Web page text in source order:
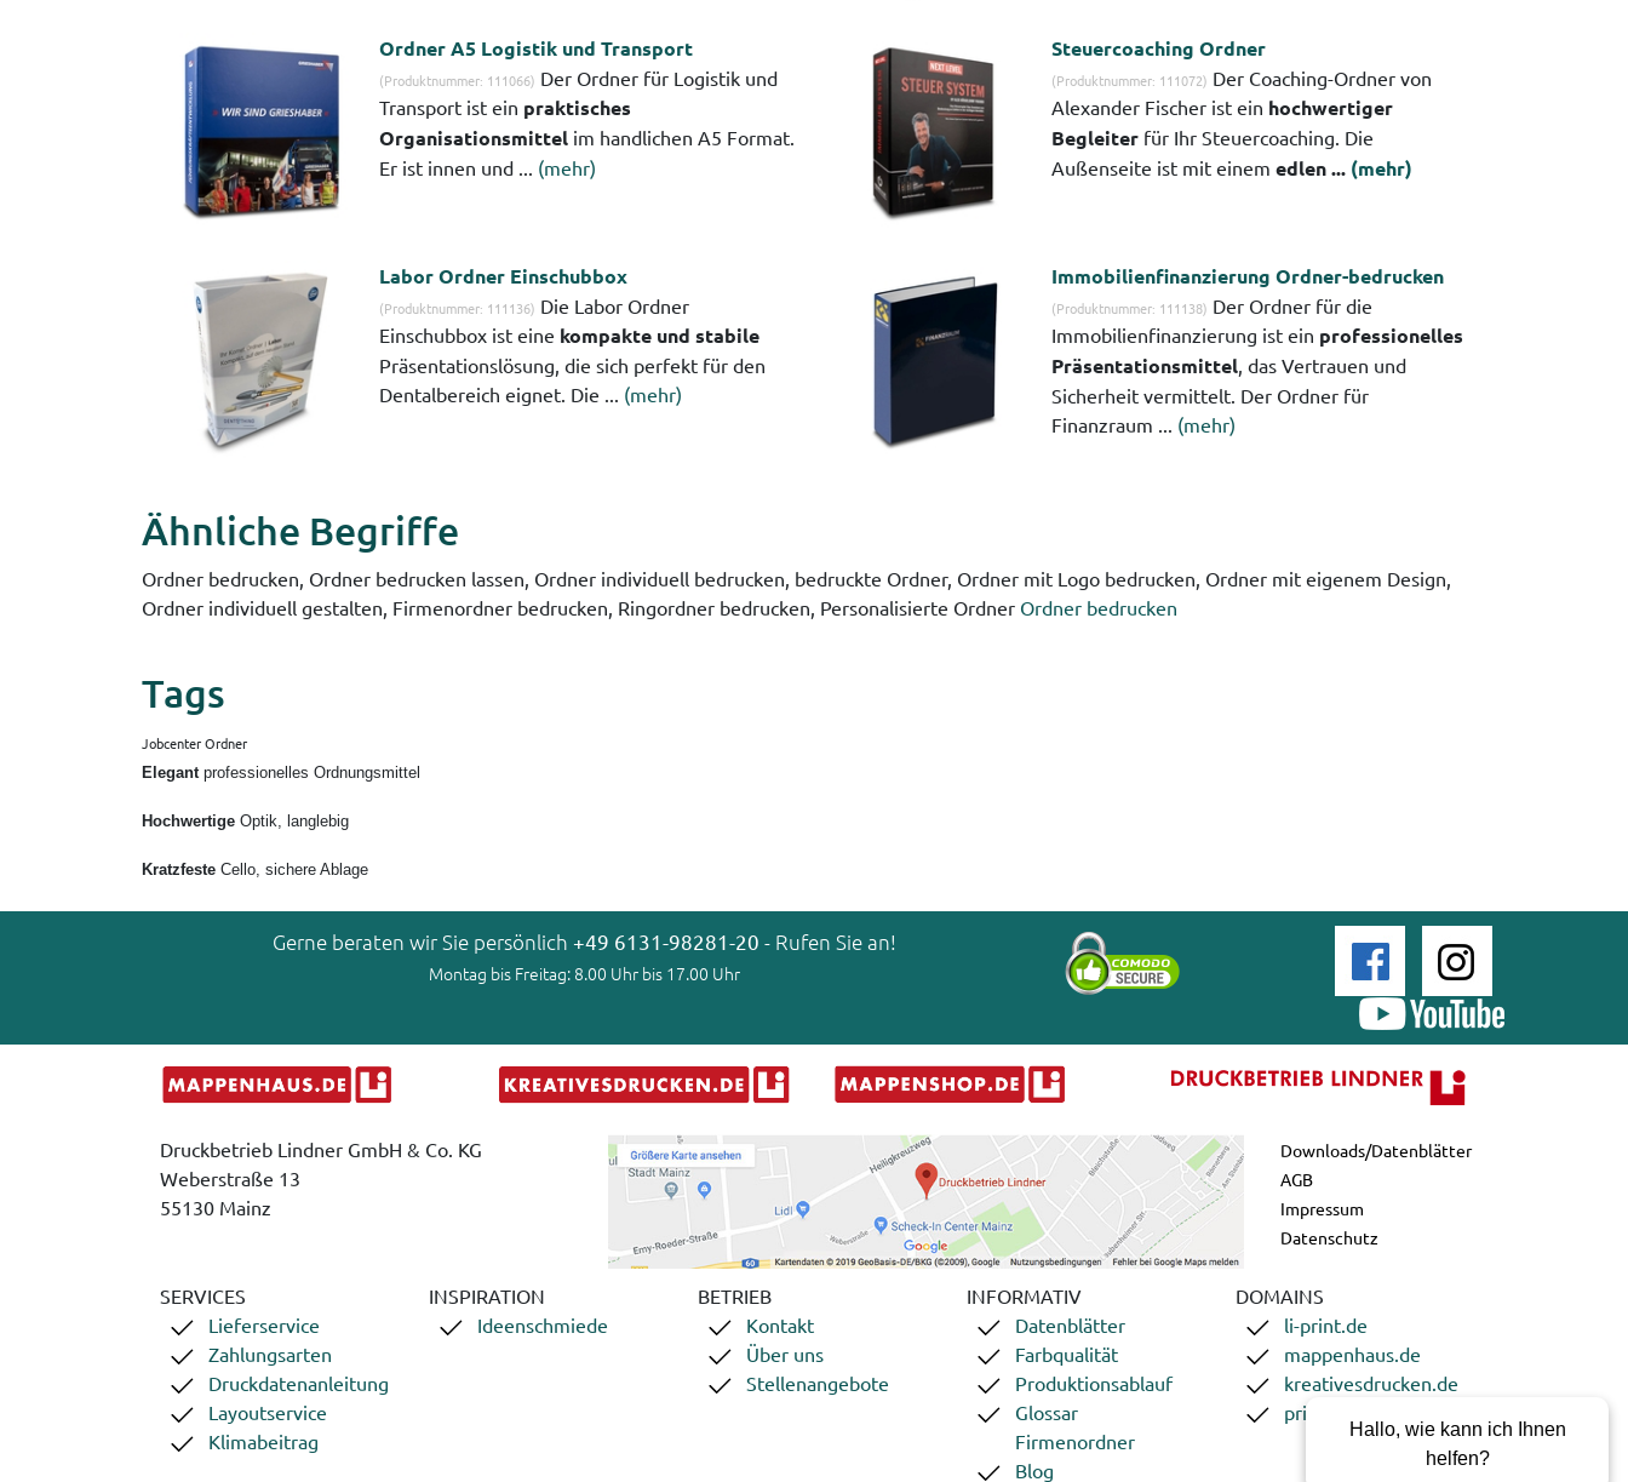
Ordner A5 Logistik und Transport
(Produktnummer: 111066) Der Ordner für Logistik und
Transport ist ein praktisches
Organisationsmittel im handlichen A5 Format.
Er ist innen und ... (mehr)
Steuercoaching Ordner
(Produktnummer: 111072) Der Coaching-Ordner von
Alexander Fischer ist ein hochwertiger
Begleiterfür Ihr Steuercoaching. Die
Außenseite ist mit einem edlen ... (mehr)
Labor Ordner Einschubbox
(Produktnummer: 111136) Die Labor Ordner
Einschubbox ist eine kompakte und stabile
Präsentationslösung, die sich perfekt für den
Dentalbereich eignet. Die ... (mehr)
Immobilienfinanzierung Ordner-bedrucken
(Produktnummer: 111138) Der Ordner für die
Immobilienfinanzierung ist ein professionelles
Präsentationsmittel, das Vertrauen und
Sicherheit vermittelt. Der Ordner für
Finanzraum ... (mehr)
Ähnliche Begriffe
Ordner bedrucken, Ordner bedrucken lassen, Ordner individuell bedrucken, bedruckte Ordner, Ordner mit Logo bedrucken, Ordner mit eigenem Design,
Ordner individuell gestalten, Firmenordner bedrucken, Ringordner bedrucken, Personalisierte Ordner Ordner bedrucken
Tags
Jobcenter Ordner
Elegant professionelles Ordnungsmittel
Hochwertige Optik, langlebig
Kratzfeste Cello, sichere Ablage
Gerne beraten wir Sie persönlich +49 6131-98281-20 - Rufen Sie an!
Montag bis Freitag: 8.00 Uhr bis 17.00 Uhr
Druckbetrieb Lindner GmbH & Co. KG
Weberstraße 13
55130 Mainz
Downloads/Datenblätter
AGB
Impressum
Datenschutz
SERVICES
Lieferservice
Zahlungsarten
Druckdatenanleitung
Layoutservice
Klimabeitrag
INSPIRATION
Ideenschmiede
BETRIEB
Kontakt
Über uns
Stellenangebote
INFORMATIV
Datenblätter
Farbqualität
Produktionsablauf
Glossar
Firmenordner
Blog
DOMAINS
li-print.de
mappenhaus.de
kreativesdrucken.de
printgoweb.de
Hallo, wie kann ich Ihnen
helfen?